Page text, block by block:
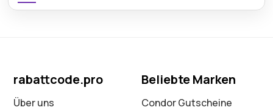
rabattcode.pro
Über uns
Beliebte Marken
Condor Gutscheine